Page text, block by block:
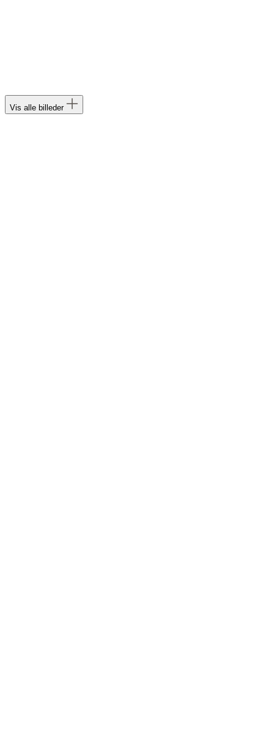
Vis alle billeder